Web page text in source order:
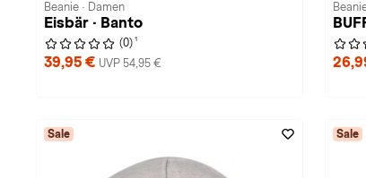
Beanie · Damen
Eisbär · Banto
(0) 1
39,95 € UVP 54,95 €
Sale Sale